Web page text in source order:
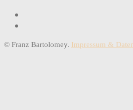
© Franz Bartolomey. Impressum &